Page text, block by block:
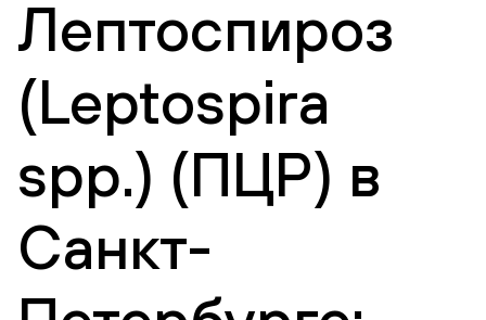
Лептоспироз
(Leptospira
spp.) (ПЦР) в
Санкт-